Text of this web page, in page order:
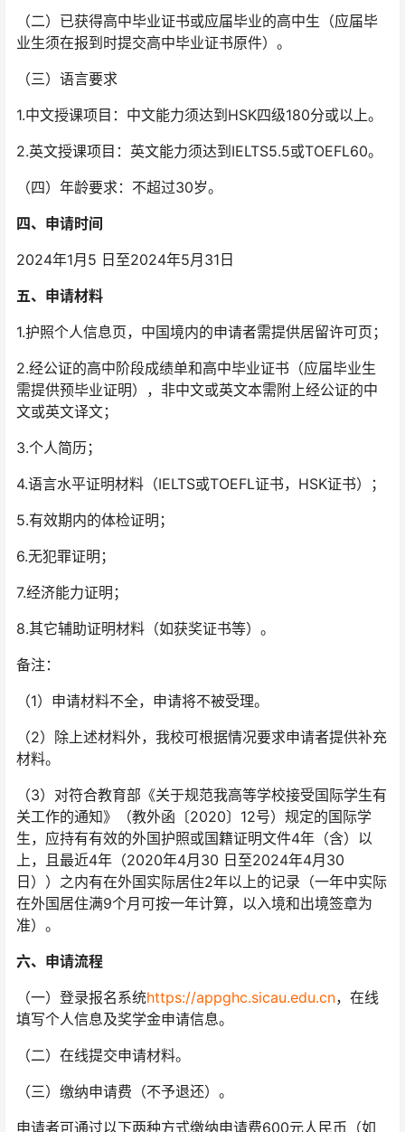
（二）已获得高中毕业证书或应届毕业的高中生（应届毕
业生须在报到时提交高中毕业证书原件）。
（三）语言要求
1.中文授课项目：中文能力须达到HSK四级180分或以上。
2.英文授课项目：英文能力须达到IELTS5.5或TOEFL60。
（四）年龄要求：不超过30岁。
四、申请时间
2024年1月5 日至2024年5月31日
五、申请材料
1.护照个人信息页，中国境内的申请者需提供居留许可页；
2.经公证的高中阶段成绩单和高中毕业证书（应届毕业生
需提供预毕业证明），非中文或英文本需附上经公证的中
文或英文译文；
3.个人简历；
4.语言水平证明材料（IELTS或TOEFL证书，HSK证书）；
5.有效期内的体检证明；
6.无犯罪证明；
7.经济能力证明；
8.其它辅助证明材料（如获奖证书等）。
备注：
（1）申请材料不全，申请将不被受理。
（2）除上述材料外，我校可根据情况要求申请者提供补充
材料。
（3）对符合教育部《关于规范我高等学校接受国际学生有
关工作的通知》（教外函〔2020〕12号）规定的国际学
生，应持有有效的外国护照或国籍证明文件4年（含）以
上，且最近4年（2020年4月30 日至2024年4月30
日））之内有在外国实际居住2年以上的记录（一年中实际
在外国居住满9个月可按一年计算，以入境和出境签章为
准）。
六、申请流程
（一）登录报名系统https://appghc.sicau.edu.cn，在线
填写个人信息及奖学金申请信息。
（二）在线提交申请材料。
（三）缴纳申请费（不予退还）。
申请者可通过以下两种方式缴纳申请费600元人民币（如